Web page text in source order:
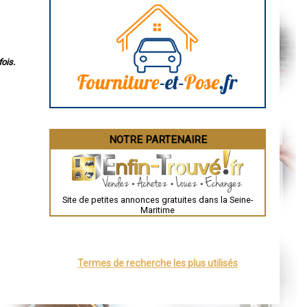
NOTRE PARTENAIRE
Site de petites annonces gratuites dans la Seine-
Maritime
Termes de recherche les plus utilisés